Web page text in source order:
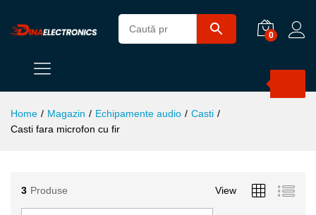
0
Home / Magazin / Echipamente audio / Casti /
Casti fara microfon cu fir
3 Produse View